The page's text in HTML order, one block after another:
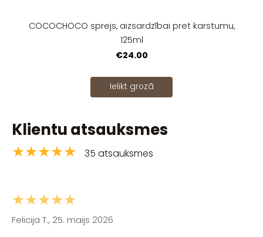
COCOCHOCO sprejs, aizsardzībai pret karstumu,
125ml
€24.00
Ielikt grozā
Klientu atsauksmes
★★★★★ 35 atsauksmes
★★★★★
Felicija T., 25. maijs 2026